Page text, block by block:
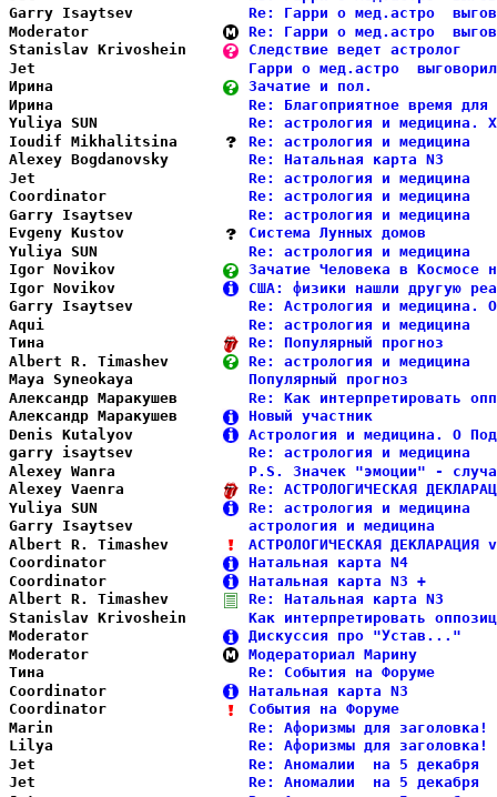
Garry Isaytsev
Re: Гарри о мед.астро
Moderator
Re: Гарри о мед.астро
Stanislav Krivoshein
Следствие ведет
Jet
Гарри о мед.астро
Ирина
Зачатие и
Ирина
Re: Благоприятное время для
Yuliya SUN
Re: астрология и медицина.
Ioudif Mikhalitsina
Re: астрология и
Alexey Bogdanovsky
Re: Натальная
Jet
Re: астрология и
Coordinator
Re: астрология и
Garry Isaytsev
Re: астрология и
Evgeny Kustov
Система Лунных
Yuliya SUN
Re: астрология и
Igor Novikov
Зачатие Человека в Космосе
Igor Novikov
США: физики нашли другую
Garry Isaytsev
Re: Астрология и медицина.
Aqui
Re: астрология и
Тина
Re: Популярный
Albert R. Timashev
Re: астрология и
Maya Syneokaya
Популярный
Александр Маракушев
Re: Как интерпретировать
Александр Маракушев
Новый
Denis Kutalyov
Астрология и медицина. О
garry isaytsev
Re: астрология и
Alexey Wanra
P.S. Значек "эмоции" -
Alexey Vaenra
Re: АСТРОЛОГИЧЕСКАЯ
Yuliya SUN
Re: астрология и
Garry Isaytsev
астрология и
Albert R. Timashev
АСТРОЛОГИЧЕСКАЯ
Coordinator
Натальная
Coordinator
Натальная карта
Albert R. Timashev
Re: Натальная
Stanislav Krivoshein
Как интерпретировать
Moderator
Дискуссия про
Moderator
Модераториал
Тина
Re: События на
Coordinator
Натальная
Coordinator
События на
Marin
Re: Афоризмы для
Lilya
Re: Афоризмы для
Jet
Re: Аномалии  на 5
Jet
Re: Аномалии  на 5